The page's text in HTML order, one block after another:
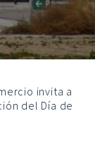
invita a
del Día de